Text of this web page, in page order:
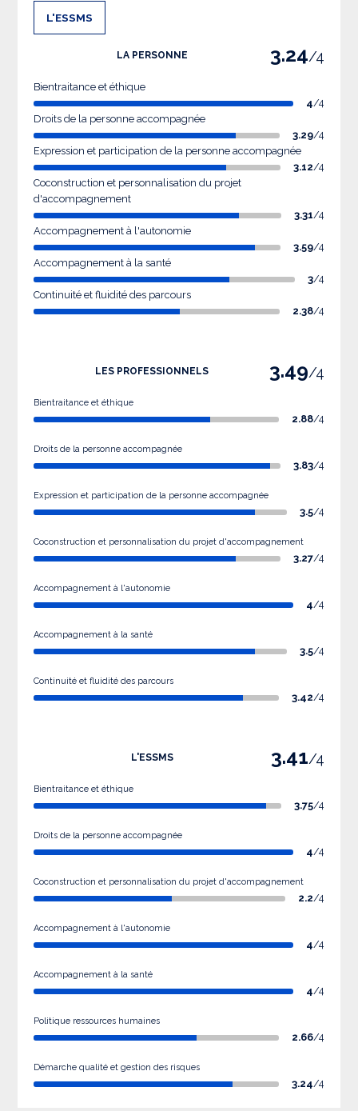
L'ESSMS
LA PERSONNE 3.24/4
Bientraitance et éthique
4/4
Droits de la personne accompagnée
3.29/4
Expression et participation de la personne accompagnée
3.12/4
Coconstruction et personnalisation du projet
d'accompagnement
3.31/4
Accompagnement à l'autonomie
3.59/4
Accompagnement à la santé
3/4
Continuité et fluidité des parcours
2.38/4
LES PROFESSIONNELS 3.49/4
Bientraitance et éthique
2.88/4
Droits de la personne accompagnée
3.83/4
Expression et participation de la personne accompagnée
3.5/4
Coconstruction et personnalisation du projet d'accompagnement
3.27/4
Accompagnement à l'autonomie
4/4
Accompagnement à la santé
3.5/4
Continuité et fluidité des parcours
3.42/4
L'ESSMS 3.41/4
Bientraitance et éthique
3.75/4
Droits de la personne accompagnée
4/4
Coconstruction et personnalisation du projet d'accompagnement
2.2/4
Accompagnement à l'autonomie
4/4
Accompagnement à la santé
4/4
Politique ressources humaines
2.66/4
Démarche qualité et gestion des risques
3.24/4